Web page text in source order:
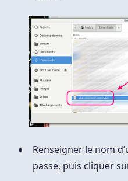
Renseigner le nom
passe, puis cliquer